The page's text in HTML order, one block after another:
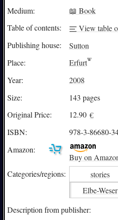
Medium:
📖 Book
Table of contents:
View table
Publishing house:
Sutton
Place:
Erfurt
Year:
2008
Size:
143 pages
Original Price:
12.90 €
ISBN:
978-3-86680-
Amazon:
Buy on
Categories/regions: stories
Elbe-Weser
Description from publisher: